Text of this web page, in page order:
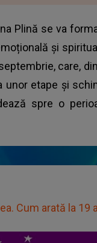
Plină se va
și
care,
unor etape și
spre o
Cum arată la 19